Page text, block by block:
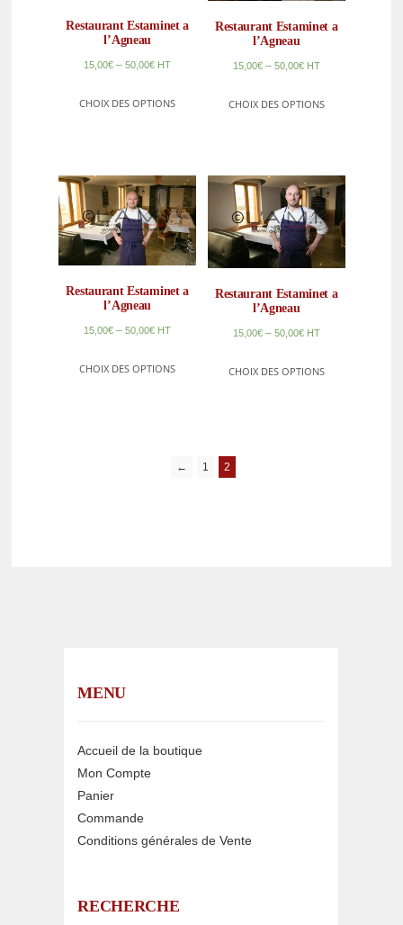
Restaurant Estaminet a
l’Agneau
15,00€ –50,00€ HT
CHOIX DES OPTIONS
Restaurant Estaminet a
l’Agneau
15,00€– 50,00€ HT
CHOIX DES OPTIONS
Restaurant Estaminet a
l’Agneau
15,00€ –50,00€ HT
CHOIX DES OPTIONS
Restaurant Estaminet a
l’Agneau
15,00€– 50,00€ HT
CHOIX DES OPTIONS
← 1 2
MENU
Accueil de la boutique
Mon Compte
Panier
Commande
Conditions générales de Vente
RECHERCHE